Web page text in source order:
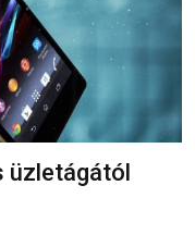
üzletágától